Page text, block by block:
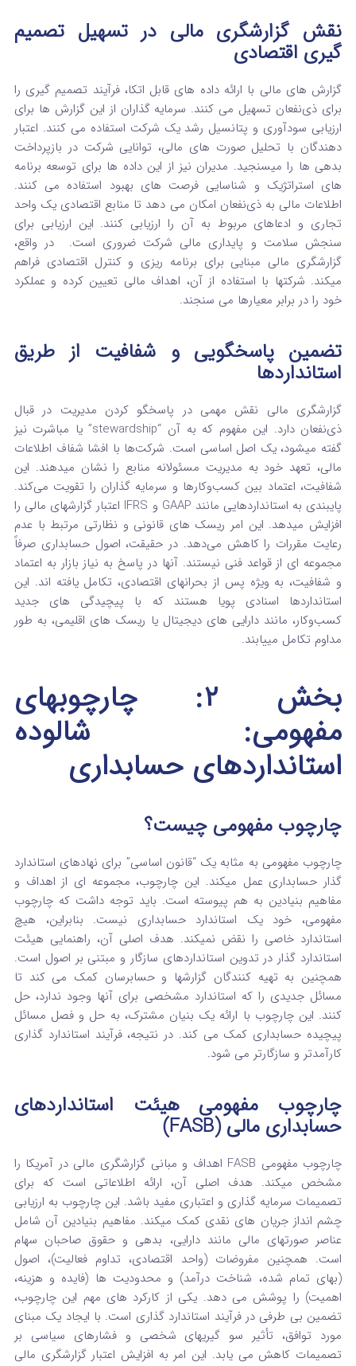
نقش گزارشگری مالی در تسهیل تصمیم‌
گیری اقتصادی
گزارش‌ های مالی با ارائه داده‌ های قابل اتکا، فرآیند تصمیم‌ گیری را
برای ذی‌نفعان تسهیل می‌ کنند. سرمایه‌ گذاران از این گزارش‌ ها برای
ارزیابی سودآوری و پتانسیل رشد یک شرکت استفاده می‌ کنند. اعتبار
دهندگان با تحلیل صورت‌ های مالی، توانایی شرکت در بازپرداخت
بدهی ها را میسنجید. مدیران نیز از این داده‌ ها برای توسعه برنامه‌
های استراتژیک و شناسایی فرصت‌ های بهبود استفاده می‌ کنند.
اطلاعات مالی به ذی‌نفعان امکان می‌ دهد تا منابع اقتصادی یک واحد
تجاری و ادعاهای مربوط به آن را ارزیابی کنند. این ارزیابی برای
سنجش سلامت و پایداری مالی شرکت ضروری است.
در واقع،
گزارشگری مالی مبنایی برای برنامه‌ ریزی و کنترل اقتصادی فراهم
میکند. شرکتها با استفاده از آن، اهداف مالی تعیین کرده و عملکرد
خود را در برابر معیارها می‌ سنجند.
تضمین پاسخگویی و شفافیت از طریق
استانداردها
گزارشگری مالی نقش مهمی در پاسخگو کردن مدیریت در قبال
ذی‌نفعان دارد.
این مفهوم که به آن “stewardship” یا مباشرت نیز
گفته میشود، یک اصل اساسی است. شرکت‌ها با افشا شفاف اطلاعات
مالی، تعهد خود به مدیریت مسئولانه منابع را نشان میدهند. این
شفافیت، اعتماد بین کسب‌وکارها و سرمایه گذاران را تقویت می‌کند.
پایبندی به استانداردهایی مانند GAAP و IFRS اعتبار گزارشهای مالی را
افزایش میدهد. این امر ریسک‌ های قانونی و نظارتی مرتبط با عدم
رعایت مقررات را کاهش می‌دهد. در حقیقت، اصول حسابداری صرفاً
مجموعه‌ ای از قواعد فنی نیستند. آنها در پاسخ به نیاز بازار به اعتماد
و شفافیت، به ویژه پس از بحرانهای اقتصادی، تکامل یافته‌ اند. این
استانداردها اسنادی پویا هستند که با پیچیدگی‌ های جدید
کسب‌وکار، مانند دارایی‌ های دیجیتال یا ریسک‌ های اقلیمی، به‌ طور
مداوم تکامل مییابند.
بخش ۲: چارچوبهای
مفهومی: شالوده
استانداردهای حسابداری
چارچوب مفهومی چیست؟
چارچوب مفهومی به مثابه یک “قانون اساسی” برای نهادهای استاندارد
گذار حسابداری عمل میکند. این چارچوب، مجموعه‌ ای از اهداف و
مفاهیم بنیادین به‌ هم‌ پیوسته است. باید توجه داشت که چارچوب
مفهومی، خود یک استاندارد حسابداری نیست. بنابراین، هیچ
استاندارد خاصی را نقض نمیکند. هدف اصلی آن، راهنمایی هیئت
استاندارد گذار در تدوین استانداردهای سازگار و مبتنی بر اصول است.
همچنین به تهیه‌ کنندگان گزارشها و حسابرسان کمک می‌ کند تا
مسائل جدیدی را که استاندارد مشخصی برای آنها وجود ندارد، حل
کنند. این چارچوب با ارائه یک بنیان مشترک، به حل‌ و فصل مسائل
پیچیده حسابداری کمک می‌ کند. در نتیجه، فرآیند استاندارد گذاری
کارآمدتر و سازگارتر می‌ شود.
چارچوب مفهومی هیئت استانداردهای
حسابداری مالی (FASB)
چارچوب مفهومی FASB اهداف و مبانی گزارشگری مالی در آمریکا را
مشخص میکند. هدف اصلی آن، ارائه اطلاعاتی است که برای
تصمیمات سرمایه‌ گذاری و اعتباری مفید باشد. این چارچوب به ارزیابی
چشم‌ انداز جریان‌ های نقدی کمک میکند. مفاهیم بنیادین آن شامل
عناصر صورتهای مالی مانند دارایی، بدهی و حقوق صاحبان سهام
است. همچنین مفروضات (واحد اقتصادی، تداوم فعالیت)، اصول
(بهای تمام شده، شناخت درآمد) و محدودیت‌ ها (فایده و هزینه،
اهمیت) را پوشش می‌ دهد. یکی از کارکرد های مهم این چارچوب،
تضمین بی طرفی در فرآیند استاندارد گذاری است. با ایجاد یک مبنای
مورد توافق، تأثیر سو گیریهای شخصی و فشارهای سیاسی بر
تصمیمات کاهش می‌ یابد. این امر به افزایش اعتبار گزارشگری مالی